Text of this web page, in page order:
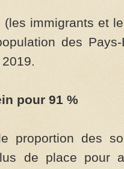
(les immigrants et
des
pour 91 %
proportion des
de place pour